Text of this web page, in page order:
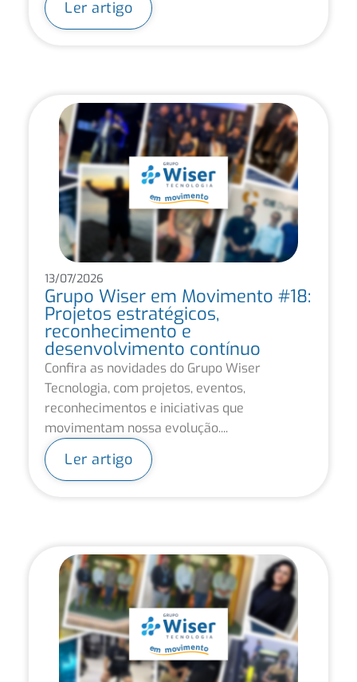
Ler artigo
13/07/2026
Grupo Wiser em Movimento #18:
Projetos estratégicos,
reconhecimento e
desenvolvimento contínuo
Confira as novidades do Grupo Wiser
Tecnologia, com projetos, eventos,
reconhecimentos e iniciativas que
movimentam nossa evolução....
Ler artigo